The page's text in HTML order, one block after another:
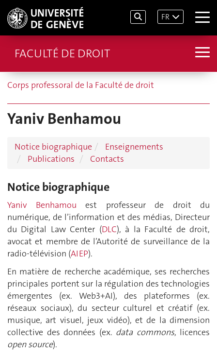
FR
FACULTÉ DE DROIT
Corps professoral de la Faculté de droit
Yaniv Benhamou
Notice biographique
Enseignements
Publications
Contacts
Notice biographique
Yaniv Benhamou est professeur de droit du
numérique, de l’information et des médias, Directeur
du Digital Law Center (DLC), à la Faculté de droit,
avocat et membre de l’Autorité de surveillance de la
radio-télévision (AIEP).
En matière de recherche académique, ses recherches
principales portent sur la régulation des technologies
émergentes (ex. Web3+AI), des plateformes (ex.
réseaux sociaux), du secteur culturel et créatif (ex.
musique, art visuel, jeux vidéo), et de la dimension
collective des données (ex. data commons, licences
open source).